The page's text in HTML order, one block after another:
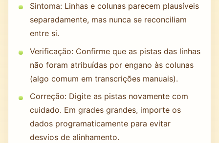
Sintoma: Linhas e colunas parecem plausíveis
separadamente, mas nunca se reconciliam
entre si.
Verificação: Confirme que as pistas das linhas
não foram atribuídas por engano às colunas
(algo comum em transcrições manuais).
Correção: Digite as pistas novamente com
cuidado. Em grades grandes, importe os
dados programaticamente para evitar
desvios de alinhamento.